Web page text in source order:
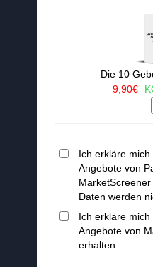
Die 10
9,90€
Ich erkläre
Angebote von
Daten werden
Ich erkläre
Angebote von
erhalten.